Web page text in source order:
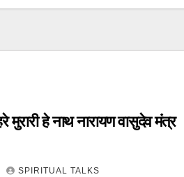
मुरारी हे नाथ नारायण वासुदेव मंत्र
SPIRITUAL TALKS